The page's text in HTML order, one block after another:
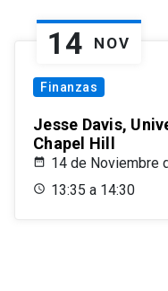
14 NOV
Finanzas
Jesse Davis,
Chapel Hill
14 de Noviembre
13:35 a 14:30